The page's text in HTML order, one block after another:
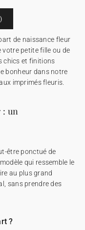
de naissance fleur
votre petite fille ou de
chics et finitions
bonheur dans notre
imprimés fleuris.
: un
être ponctué de
qui ressemble le
au plus grand
sans prendre des
?